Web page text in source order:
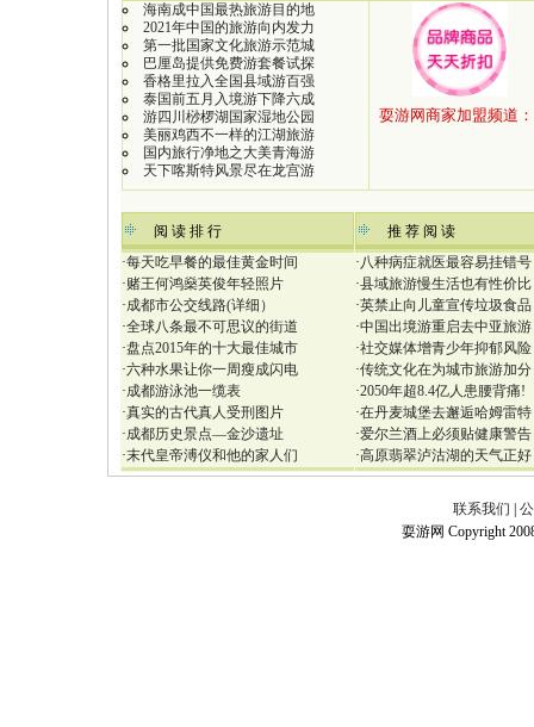
海南成中国最热旅游目的地
2021年中国的旅游向内发力
第一批国家文化旅游示范城
巴厘岛提供免费游套餐试探
香格里拉入全国县域游百强
泰国前五月入境游下降六成
游四川桫椤湖国家湿地公园
美丽鸡西不一样的江湖旅游
国内旅行净地之大美青海游
天下喀斯特风景尽在龙宫游
阅 读 排 行
·每天吃早餐的最佳黄金时间
·赌王何鸿燊英俊年轻照片
·成都市公交线路(详细）
·全球八条最不可思议的街道
·盘点2015年的十大最佳城市
·六种水果让你一周瘦成闪电
·成都游泳池一缆表
·真实的古代真人受刑图片
·成都历史景点—金沙遗址
·末代皇帝溥仪和他的家人们
推 荐 阅 读
·八种病症就医最容易挂错号
·县域旅游慢生活也有性价比
·英禁止向儿童宣传垃圾食品
·中国出境游重启去中亚旅游
·社交媒体增青少年抑郁风险
·传统文化在为城市旅游加分
·2050年超8.4亿人患腰背痛!
·在丹麦城堡去邂逅哈姆雷特
·爱尔兰酒上必须贴健康警告
·高原翡翠泸沽湖的天气正好
联系我们
耍游网 Copyright